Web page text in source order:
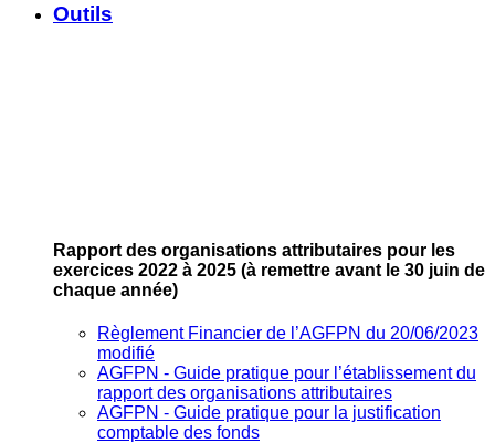
Outils
Rapport des organisations attributaires pour les
exercices 2022 à 2025 (à remettre avant le 30 juin de
chaque année)
Règlement Financier de l’AGFPN du 20/06/2023
modifié
AGFPN ‐ Guide pratique pour l’établissement du
rapport des organisations attributaires
AGFPN ‐ Guide pratique pour la justification
comptable des fonds